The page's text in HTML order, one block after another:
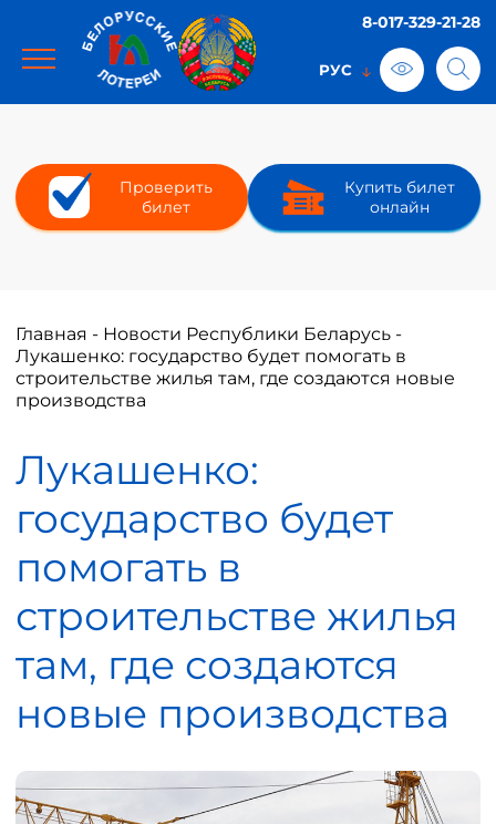
8-017-329-21-28
Проверить
билет
Купить билет
онлайн
Главная - Новости Республики Беларусь -
Лукашенко: государство будет помогать в
строительстве жилья там, где создаются новые
производства
Лукашенко:
государство будет
помогать в
строительстве жилья
там, где создаются
новые производства